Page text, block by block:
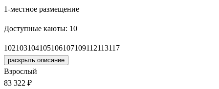
1-местное размещение
Доступные каюты: 10
102103104105106107109112113117
раскрыть описание
Взрослый
83 322 ₽